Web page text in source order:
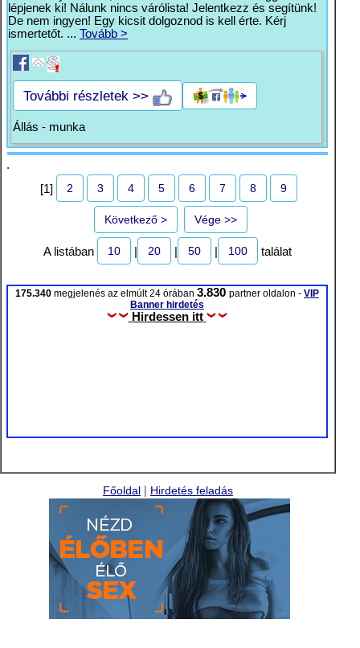
lépjenek ki! Nálunk nincs várólista! Jelentkezz és segítünk!
De nem ingyen! Egy kicsit dolgoznod is kell érte. Kérj
ismertetőt. ... Tovább >
További részletek >>
Állás - munka
.
[1]
2 3 4 5 6 7 8 9
Következő > Vége >>
A listában 10 20 50 100 találat
175.340 megjelenés az elmúlt 24 órában 3.830 partner oldalon - VIP
Banner hirdetés
Hirdessen itt
Főoldal | Hirdetés feladás